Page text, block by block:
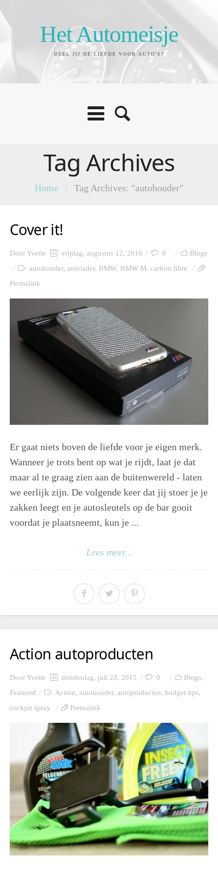
Het Automeisje
DEEL JIJ DE LIEFDE VOOR AUTO'S?
Tag Archives
Home / Tag Archives: "autohouder"
Cover it!
DoorYvette vrijdag, augustus 12, 2016 0
Blogs
autohouder, autolader, BMW, BMW M, carbon fibre
Permalink
Er gaat niets boven de liefde voor je eigen merk.
Wanneer je trots bent op wat je rijdt, laat je dat
maar al te graag zien aan de buitenwereld - laten
we eerlijk zijn. De volgende keer dat jij stoer je je
zakken leegt en je autosleutels op de bar gooit
voordat je plaatsneemt, kun je ...
Lees meer...
Action autoproducten
DoorYvette donderdag, juli 23, 2015 0 Blogs,
Featured
Action, autohouder, autoproducten, budget tips,
cockpit spray
Permalink